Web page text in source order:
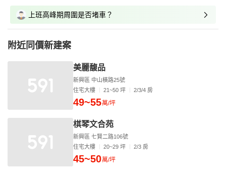
上班高峰期周圍是否堵車？
附近同價新建案
美麗馥品
新興區 中山橫路25號
住宅大樓
21~50 坪 2/3/4 房
49~55萬/坪
棋琴文合苑
新興區 七賢二路106號
住宅大樓
20~29 坪 2/3 房
45~50萬/坪